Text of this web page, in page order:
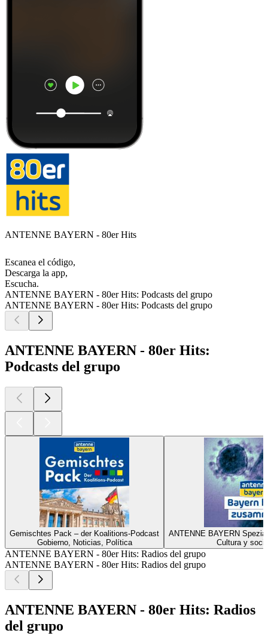
ANTENNE BAYERN - 80er Hits
Escanea el código,
Descarga la app,
Escucha.
ANTENNE BAYERN - 80er Hits: Podcasts del grupo
ANTENNE BAYERN - 80er Hits: Podcasts del grupo
ANTENNE BAYERN - 80er Hits:
Podcasts del grupo
Gemischtes Pack – der Koalitions-Podcast
Gobierno, Noticias, Política
ANTENNE BAYERN
Cultura y
ANTENNE BAYERN - 80er Hits: Radios del grupo
ANTENNE BAYERN - 80er Hits: Radios del grupo
ANTENNE BAYERN - 80er Hits: Radios
del grupo